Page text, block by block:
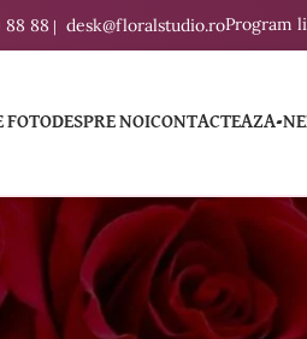
88 88 | desk@floralstudio.roProgram
FOTODESPRE NOICONTACTEAZA-NE